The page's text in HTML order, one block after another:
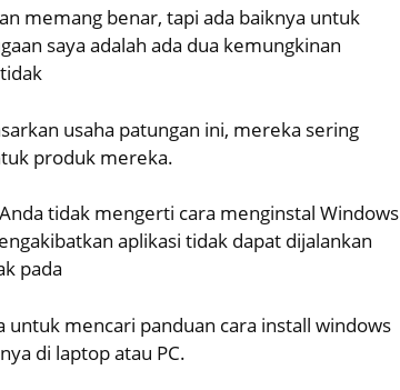
memang benar, tapi ada baiknya untuk
saya adalah ada dua kemungkinan
usaha patungan ini, mereka sering
produk mereka.
tidak mengerti cara menginstal Windows
aplikasi tidak dapat dijalankan
pada
mencari panduan cara install windows
di laptop atau PC.